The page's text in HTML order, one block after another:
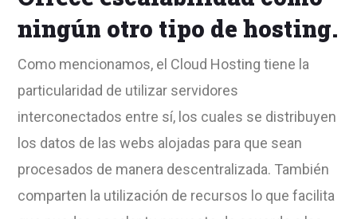
ningún otro tipo de hosting.
Como mencionamos, el Cloud Hosting tiene la
particularidad de utilizar servidores
interconectados entre sí, los cuales se distribuyen
los datos de las webs alojadas para que sean
procesados de manera descentralizada. También
comparten la utilización de recursos lo que facilita